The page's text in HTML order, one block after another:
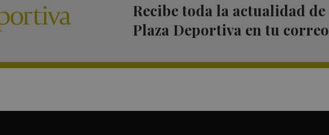
Recibe toda la actualidad de
Plaza Deportiva en tu correo